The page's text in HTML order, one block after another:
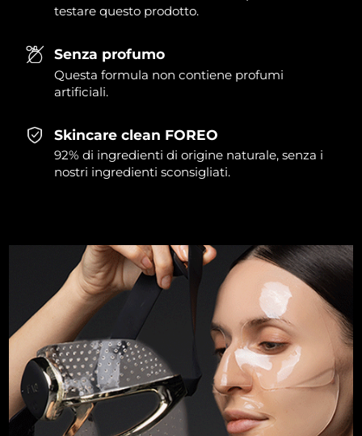
testare questo prodotto.
Senza profumo
Questa formula non contiene profumi
artificiali.
Skincare clean FOREO
92% di ingredienti di origine naturale, senza i
nostri ingredienti sconsigliati.
Slovenia Consegna stimata
Corea del Sud Consegna stimata 8/14/26
Svizzera Consegna stimata8/12/26
Taiwan Consegna stimata 8/17/26
Thailandia Consegna stimata
Turchia Consegna stimata 8/13/26
Emirati Arabi Uniti Consegna stimata 8/13/26